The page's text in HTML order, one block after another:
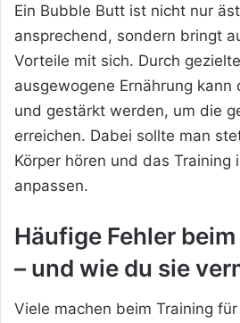
Ein Bubble Butt ist nicht nur
ansprechend, sondern bringt
Vorteile mit sich. Durch
ausgewogene Ernährung kann
und gestärkt werden, um die
erreichen. Dabei sollte man
Körper hören und das Training
anpassen.
Häufige Fehler
– und wie du sie
Viele machen beim Training